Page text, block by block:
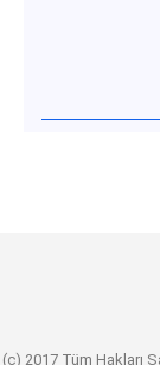
(c) 2017 Tüm Hakları